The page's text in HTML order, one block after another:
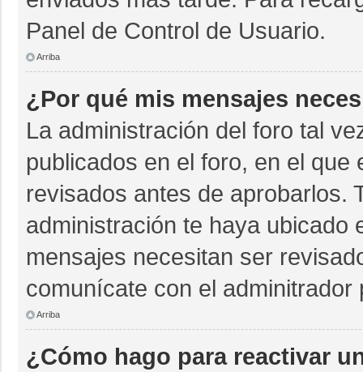
Panel de Control de Usuario.
Arriba
¿Por qué mis mensajes
La administración del foro tal
publicados en el foro, en el
revisados antes de aprobarlos.
administración te haya ubicado
mensajes necesitan ser
comunícate con el
Arriba
¿Cómo hago para reactivar